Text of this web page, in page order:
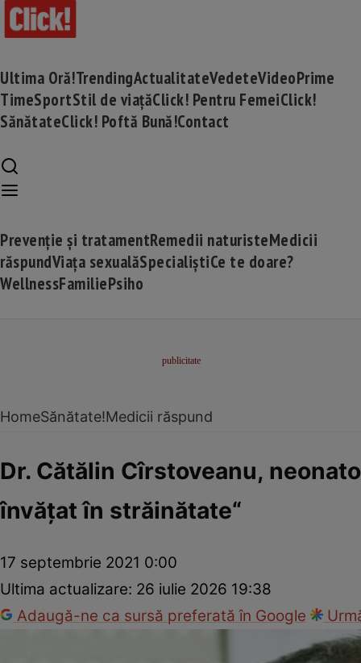
Ultima Oră!TrendingActualitateVedeteVideoPrime
TimeSportStil de viațăClick! Pentru FemeiClick!
SănătateClick! Poftă Bună!Contact
Prevenție și tratamentRemedii naturisteMedicii
răspundViața sexualăSpecialiștiCe te doare?
WellnessFamiliePsiho
HomeSănătate!Medicii răspund
Dr. Cătălin Cîrstoveanu,
învăţat în străinătate“
17 septembrie 2021 0:00
Ultima actualizare: 26 iulie 2026 19:38
Adaugă-ne ca sursă preferată în Google